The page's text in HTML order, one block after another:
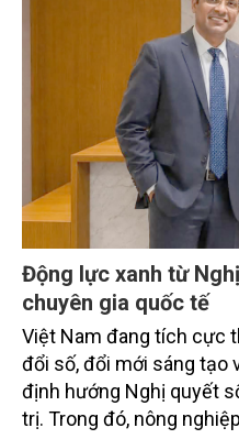
Động lực xanh từ
chuyên gia quốc tế
Việt Nam đang tích cực
đổi số, đổi mới sáng tạo
định hướng Nghị quyết
trị. Trong đó, nông